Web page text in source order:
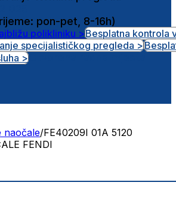
pon-pet, 8-16h)
polikliniku >Besplatna kontrola
specijalističkog pregleda >
>
naočale/FE40209I 01A 5120
FENDI